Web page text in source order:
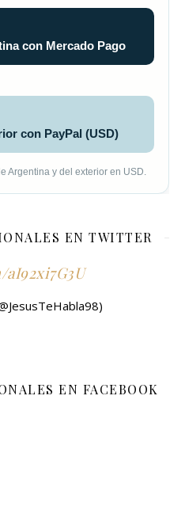
con Mercado Pago
con PayPal (USD)
Argentina y del exterior en USD.
EN TWITTER
EN FACEBOOK